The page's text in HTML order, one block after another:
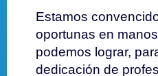
Estamos
oportunas en
podemos lograr,
dedicación de